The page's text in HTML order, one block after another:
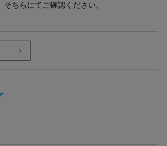
ちらにてご確認ください。